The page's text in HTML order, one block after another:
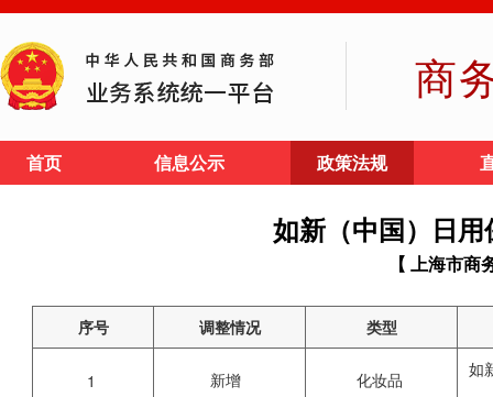
商
首页 信息公示 政策法规
如新（中国）日
【 上海市商
序号 调整情况 类型
1 新增 化妆品 如